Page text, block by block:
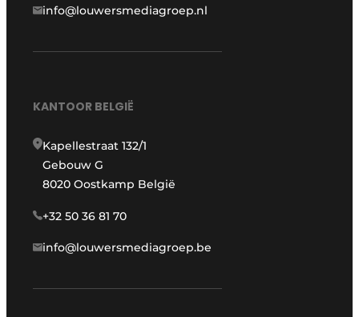
info@louwersmediagroep.nl
KANTOOR BELGIË
Kapellestraat 132/1
Gebouw G
8020 Oostkamp België
+32 50 36 81 70
info@louwersmediagroep.be